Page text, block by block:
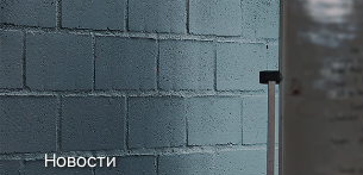
Новости